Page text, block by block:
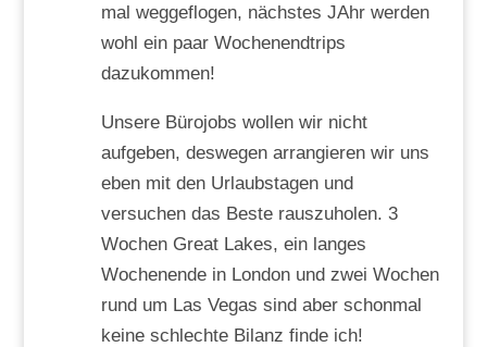
mal weggeflogen, nächstes JAhr werden
wohl ein paar Wochenendtrips
dazukommen!
Unsere Bürojobs wollen wir nicht
aufgeben, deswegen arrangieren wir uns
eben mit den Urlaubstagen und
versuchen das Beste rauszuholen. 3
Wochen Great Lakes, ein langes
Wochenende in London und zwei Wochen
rund um Las Vegas sind aber schonmal
keine schlechte Bilanz finde ich!